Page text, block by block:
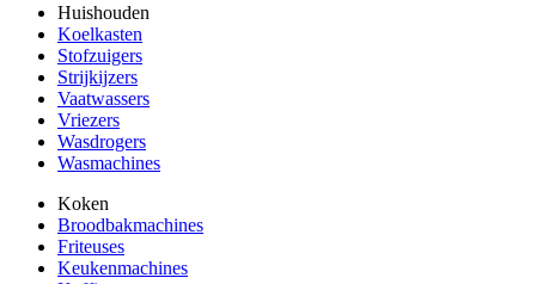
Huishouden
Koelkasten
Stofzuigers
Strijkijzers
Vaatwassers
Vriezers
Wasdrogers
Wasmachines
Koken
Broodbakmachines
Friteuses
Keukenmachines